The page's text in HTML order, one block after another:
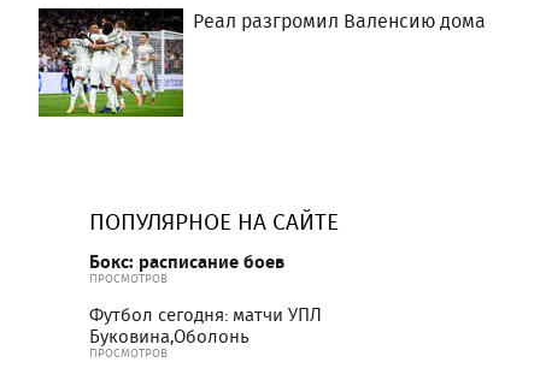
Реал разгромил Валенсию дома
ПОПУЛЯРНОЕ НА САЙТЕ
Бокс: расписание боев
ПРОСМОТРОВ
Футбол сегодня: матчи УПЛ
Буковина,Оболонь
ПРОСМОТРОВ